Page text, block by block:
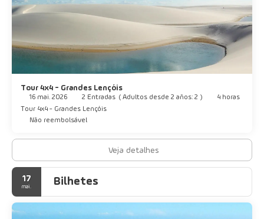
Tour 4x4 - Grandes Lençóis
16 mai. 2026 2 Entradas ( Adultos desde 2 años: 2 )
4 horas
Tour 4x4 - Grandes Lençóis
Não reembolsável
Veja detalhes
17
mai. Bilhetes